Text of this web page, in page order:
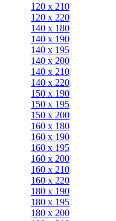
120 x 210
120 x 220
140 x 180
140 х 190
140 х 195
140 х 200
140 x 210
140 x 220
150 х 190
150 х 195
150 х 200
160 x 180
160 х 190
160 х 195
160 х 200
160 x 210
160 x 220
180 х 190
180 х 195
180 х 200